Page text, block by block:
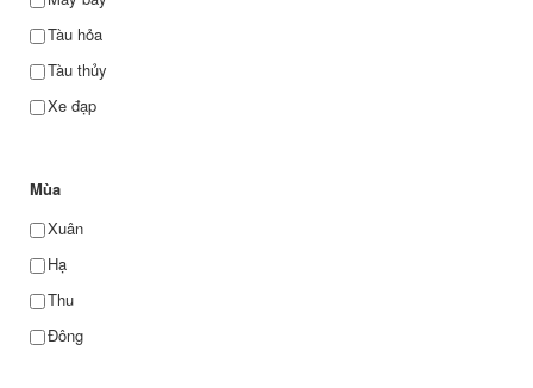
Tàu hỏa
Tàu thủy
Xe đạp
Mùa
Xuân
Hạ
Thu
Đông